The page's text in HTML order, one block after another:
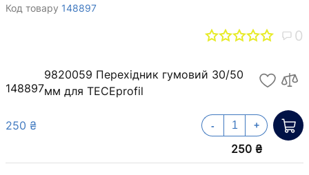
Код товару 148897
0
148897
9820059 Перехідник гумовий 30/50
мм для TECEprofil
250 ₴
250 ₴
- +